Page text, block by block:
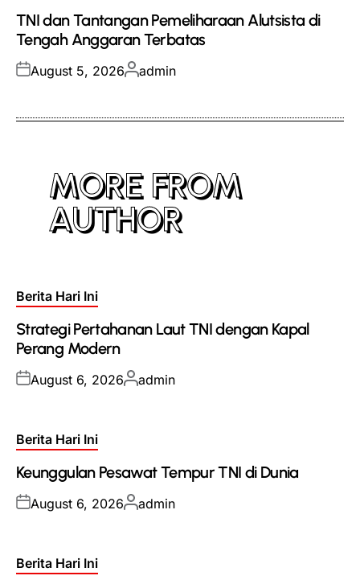
TNI dan Tantangan Pemeliharaan Alutsista di
Tengah Anggaran Terbatas
Posted
August 5, 2026Posted
admin
MORE FROM
AUTHOR
Posted
Berita Hari Ini
Strategi Pertahanan Laut TNI dengan Kapal
Perang Modern
Posted
August 6, 2026Posted
admin
Posted
Berita Hari Ini
Keunggulan Pesawat Tempur TNI di Dunia
Posted
August 6, 2026Posted
admin
Posted
Berita Hari Ini